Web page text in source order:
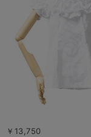
￥13,750